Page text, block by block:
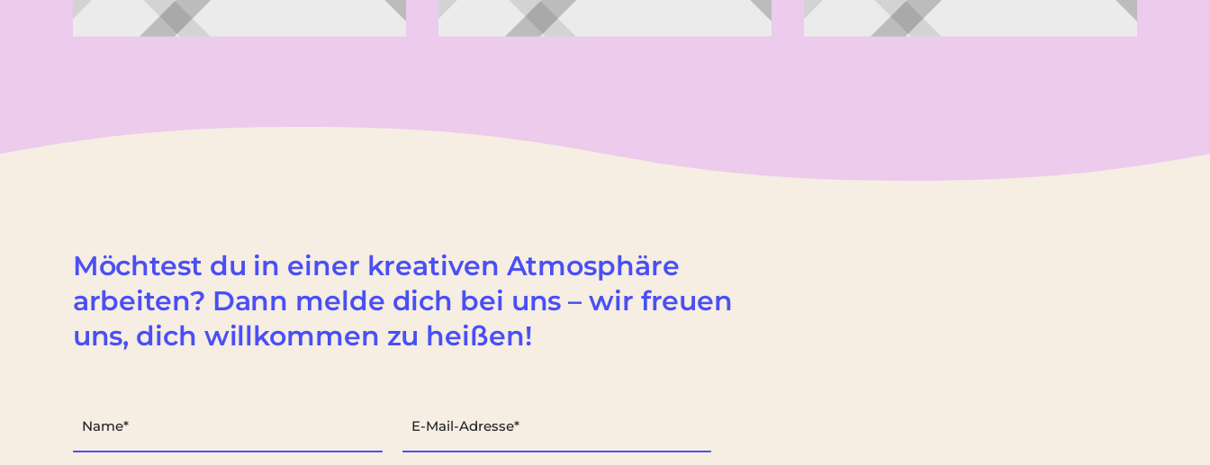
Möchtest du in einer kreativen Atmosphäre
arbeiten? Dann melde dich bei uns – wir freuen
uns, dich willkommen zu heißen!